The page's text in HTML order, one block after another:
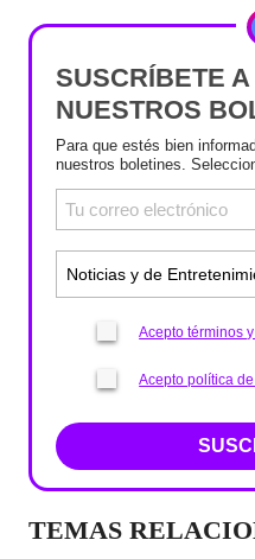
SUSCRÍBETE A
NUESTROS
Para que estés bien
nuestros boletines.
Acepto términos
Acepto política
TEMAS